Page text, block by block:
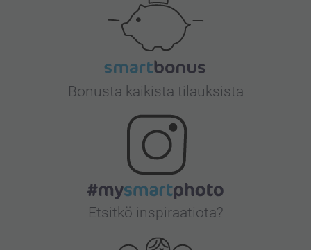
Bonusta kaikista tilauksista
Etsitkö inspiraatiota?